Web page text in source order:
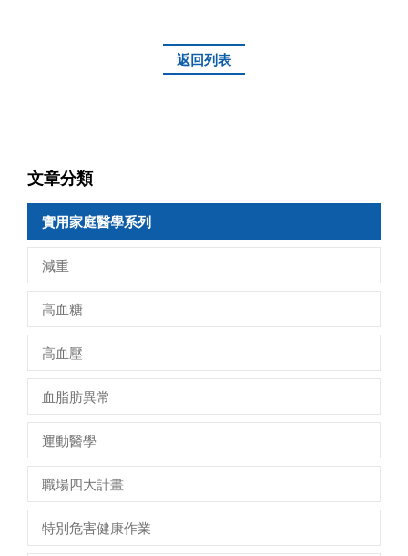
返回列表
文章分類
實用家庭醫學系列
減重
高血糖
高血壓
血脂肪異常
運動醫學
職場四大計畫
特別危害健康作業